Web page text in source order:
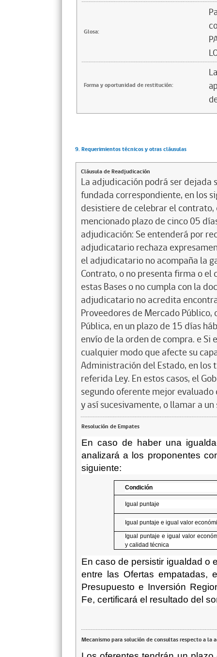
Glosa:
Forma y oportunidad de restitución:
9. Requerimientos técnicos y otras cláusulas
Cláusula de Readjudicación
La adjudicación podrá ser
fundada correspondiente, en los
desistiere de celebrar el
mencionado plazo de cinco 05
adjudicación: Se entenderá por
adjudicatario rechaza
el adjudicatario no acompaña la
Contrato, o no presenta firma o
estas Bases o no cumpla con la
adjudicatario no acredita
Proveedores de Mercado
Pública, en un plazo de 15 días
envío de la orden de compra. e
cualquier modo que afecte su
Administración del Estado, en
referida Ley. En estos casos, el
segundo oferente mejor
y así sucesivamente, o llamar a
Resolución de Empates
En caso de haber una
analizará a los proponentes
siguiente:
Condición
Igual puntaje
Igual puntaje e igual valor
Igual puntaje e igual valor
y calidad técnica
En caso de persistir igualdad o
entre las Ofertas empatadas,
Presupuesto e Inversión
Fe, certificará el resultado del
Mecanismo para solución de consultas respecto a la